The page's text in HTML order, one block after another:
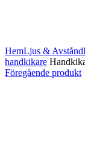
HemLjus & Avstånd
handkikare
Föregående produkt